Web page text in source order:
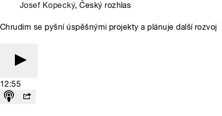
Josef Kopecký, Český rozhlas
Chrudim se pyšní úspěšnými projekty a plánuje další rozvoj
12:55